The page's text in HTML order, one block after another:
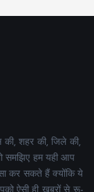
शहर की, जिले की,
समझिए हम यही आप
कर सकते हैं क्योंकि ये